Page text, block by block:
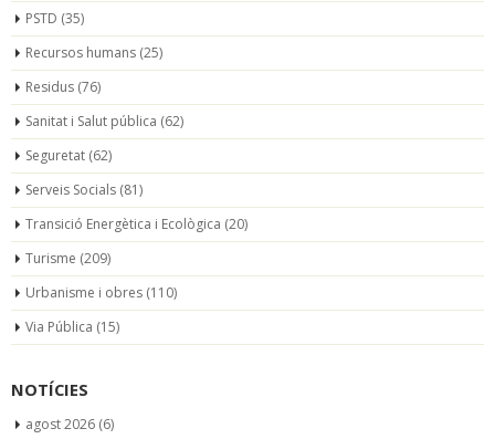
PSTD (35)
Recursos humans (25)
Residus (76)
Sanitat i Salut pública (62)
Seguretat (62)
Serveis Socials (81)
Transició Energètica i Ecològica (20)
Turisme (209)
Urbanisme i obres (110)
Via Pública (15)
NOTÍCIES
agost 2026 (6)